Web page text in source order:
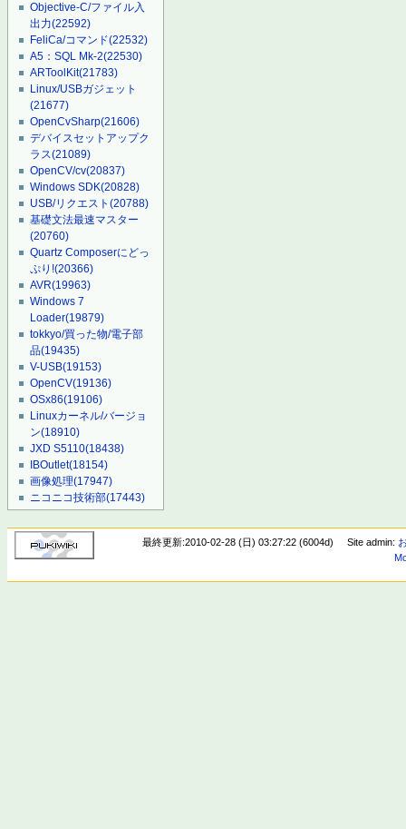
Objective-C/ファイル入
出力(22592)
FeliCa/コマンド(22532)
A5：SQL Mk-2(22530)
ARToolKit(21783)
Linux/USBガジェット
(21677)
OpenCvSharp(21606)
デバイスセットアップク
ラス(21089)
OpenCV/cv(20837)
Windows SDK(20828)
USB/リクエスト(20788)
基礎文法最速マスター
(20760)
Quartz Composerにどっ
ぷり!(20366)
AVR(19963)
Windows 7
Loader(19879)
tokkyo/買った物/電子部
品(19435)
V-USB(19153)
OpenCV(19136)
OSx86(19106)
Linuxカーネル/バージョ
ン(18910)
JXD S5110(18438)
IBOutlet(18154)
画像処理(17947)
ニコニコ技術部(17443)
最終更新:2010-02-28 (日) 03:27:22 (6004d) Site admin: